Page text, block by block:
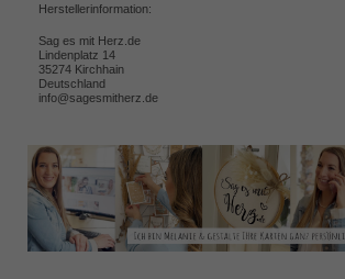
Herstellerinformation:
Sag es mit Herz.de
Lindenplatz 14
35274 Kirchhain
Deutschland
info@sagesmitherz.de